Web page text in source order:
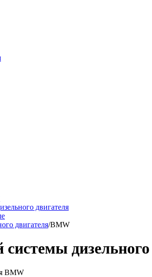
двигателя
двигателя/BMW
системы
BMW